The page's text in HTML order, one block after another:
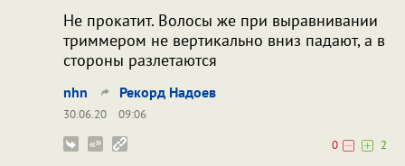
Не прокатит. Волосы же при выравнивании
триммером не вертикально вниз падают, а в
стороны разлетаются
nhn Рекорд Надоев
30.06.20
09:06
0
2